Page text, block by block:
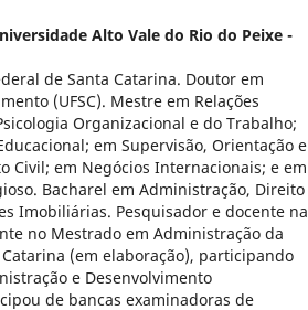
Alto Vale do Rio do Peixe -
de Santa Catarina. Doutor em
(UFSC). Mestre em Relações
Organizacional e do Trabalho;
em Supervisão, Orientação e
Civil; em Negócios Internacionais; e em
Bacharel em Administração, Direito
Imobiliárias. Pesquisador e docente na
no Mestrado em Administração da
(em elaboração), participando
e Desenvolvimento
de bancas examinadoras de